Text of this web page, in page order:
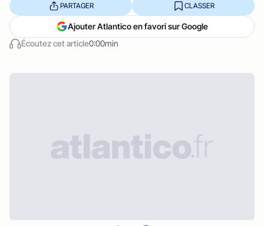
Écoutez cet article0:00min
PARTAGER CLASSER
Ajouter Atlantico en favori sur Google